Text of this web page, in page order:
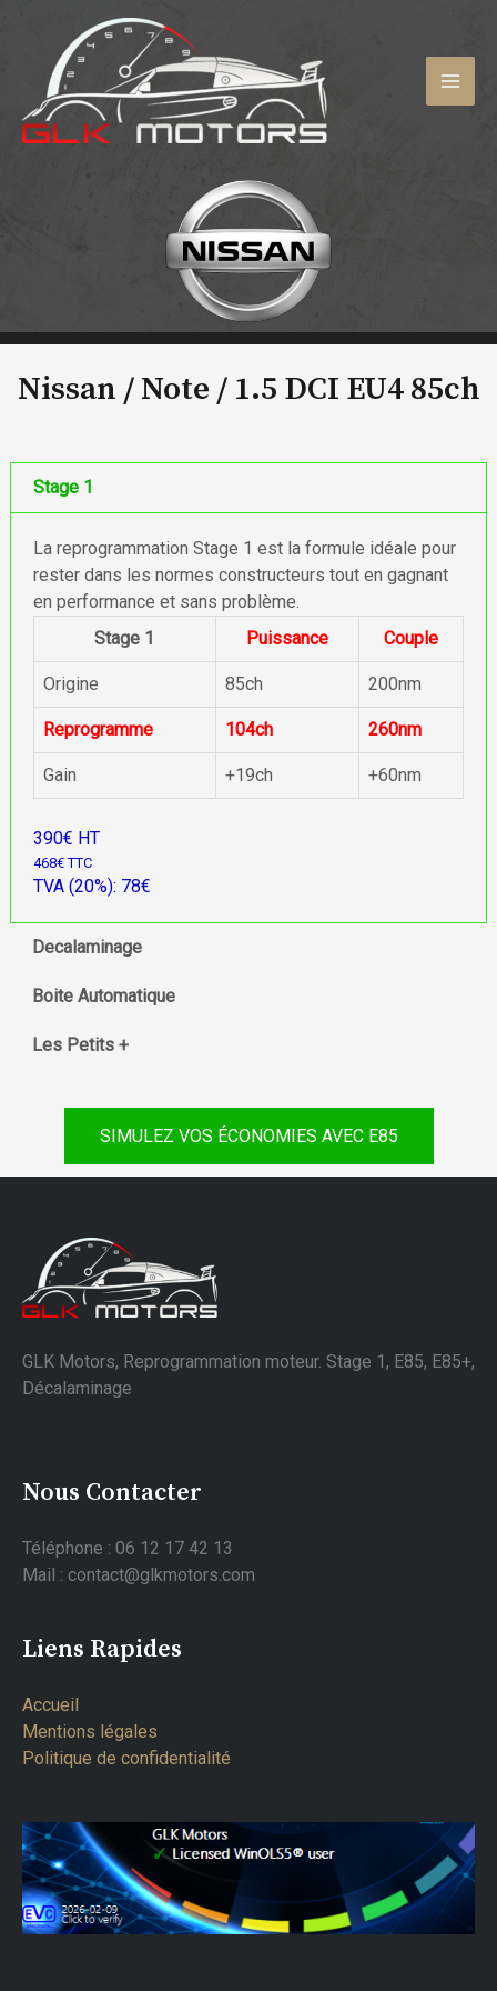
contenu
Nissan / Note / 1.5 DCI EU4 85ch
Stage 1
La reprogrammation Stage 1 est la formule idéale pour
rester dans les normes constructeurs tout en gagnant
en performance et sans problème.
Stage 1
Puissance Couple
Origine 85ch 200nm
Reprogramme 104ch 260nm
Gain +19ch +60nm
390€ HT
468€ TTC
TVA (20%): 78€
Decalaminage
Boite Automatique
Les Petits +
SIMULEZ VOS ÉCONOMIES AVEC E85
GLK Motors, Reprogrammation moteur. Stage 1, E85, E85+,
Décalaminage
Nous Contacter
Téléphone : 06 12 17 42 13
Mail : contact@glkmotors.com
Liens Rapides
Accueil
Mentions légales
Politique de confidentialité